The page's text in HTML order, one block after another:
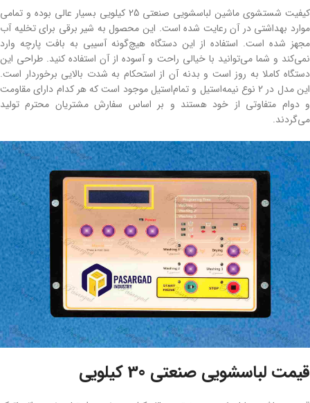
کیفیت شستشوی ماشین لباسشویی صنعتی 25 کیلویی بسیار عالی بوده و تمامی
موارد بهداشتی در آن رعایت شده است. این محصول به شیر برقی برای تخلیه آب
مجهز شده است. استفاده از این دستگاه هیچ‌گونه آسیبی به بافت پارچه وارد
نمی‌کند و شما می‌توانید با خیالی راحت و آسوده از آن استفاده کنید. طراحی این
دستگاه کاملا به روز است و بدنه آن از استحکام به شدت بالایی برخوردار است.
این مدل در 2 نوع نیمه‌استیل و تمام‌استیل موجود است که هر کدام دارای مقاومت
و دوام متفاوتی از خود هستند و بر اساس سفارش مشتریان محترم تولید
می‌گردند.
قیمت لباسشویی صنعتی 30 کیلویی